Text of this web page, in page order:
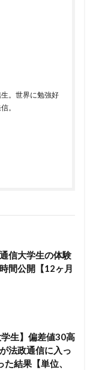
。世界に勉強好
。
信大学生の体験
間公開【12ヶ月
学生】偏差値30高
法政通信に入っ
結果【単位、